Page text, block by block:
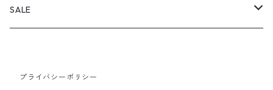
PANTS
SALE
PANTS
プライバシーポリシー